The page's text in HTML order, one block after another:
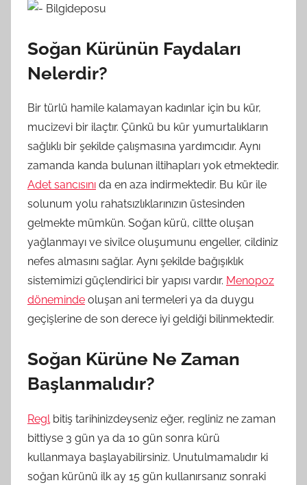
Soğan Kürünün Faydaları
Nelerdir?
Bir türlü hamile kalamayan kadınlar için bu kür,
mucizevi bir ilaçtır. Çünkü bu kür yumurtalıkların
sağlıklı bir şekilde çalışmasına yardımcıdır. Aynı
zamanda kanda bulunan iltihapları yok etmektedir.
Adet sancısını da en aza indirmektedir. Bu kür ile
solunum yolu rahatsızlıklarınızın üstesinden
gelmekte mümkün. Soğan kürü, ciltte oluşan
yağlanmayı ve sivilce oluşumunu engeller, cildiniz
nefes almasını sağlar. Aynı şekilde bağışıklık
sistemimizi güçlendirici bir yapısı vardır. Menopoz
döneminde oluşan ani termeleri ya da duygu
geçişlerine de son derece iyi geldiği bilinmektedir.
Soğan Kürüne Ne Zaman
Başlanmalıdır?
Regl bitiş tarihinizdeyseniz eğer, regliniz ne zaman
bittiyse 3 gün ya da 10 gün sonra kürü
kullanmaya başlayabilirsiniz. Unutulmamalıdır ki
soğan kürünü ilk ay 15 gün kullanırsanız sonraki